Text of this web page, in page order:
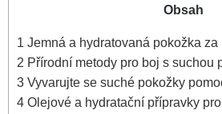
Obsah
1 Jemná‍ a ⁣hydratovaná pokožka
2 Přírodní metody pro boj s suchou
3 Vyvarujte se suché pokožky​
4 Olejové a hydratační ​přípravky